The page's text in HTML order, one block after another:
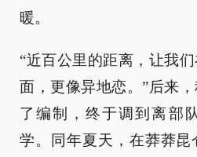
暖。
“近百公里的距离，让我
面，更像异地恋。”后来
了编制，终于调到离部
学。同年夏天，在莽莽